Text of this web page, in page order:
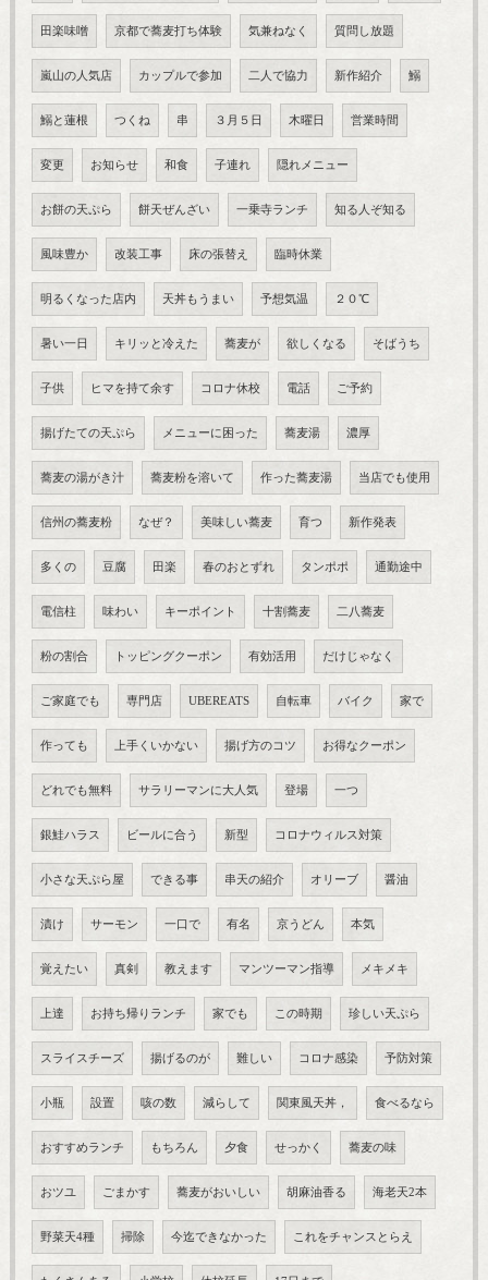
田楽味噌 京都で蕎麦打ち体験 気兼ねなく 質問し放題
嵐山の人気店 カップルで参加 二人で協力 新作紹介 鰯
鰯と蓮根 つくね 串 ３月５日 木曜日 営業時間
変更 お知らせ 和食 子連れ 隠れメニュー
お餅の天ぷら 餅天ぜんざい 一乗寺ランチ 知る人ぞ知る
風味豊か 改装工事 床の張替え 臨時休業
明るくなった店内 天丼もうまい 予想気温 ２０℃
暑い一日 キリッと冷えた 蕎麦が 欲しくなる そばうち
子供 ヒマを持て余す コロナ休校 電話 ご予約
揚げたての天ぷら メニューに困った 蕎麦湯 濃厚
蕎麦の湯がき汁 蕎麦粉を溶いて 作った蕎麦湯 当店でも使用
信州の蕎麦粉 なぜ？ 美味しい蕎麦 育つ 新作発表
多くの 豆腐 田楽 春のおとずれ タンポポ 通勤途中
電信柱 味わい キーポイント 十割蕎麦 二八蕎麦
粉の割合 トッピングクーポン 有効活用 だけじゃなく
ご家庭でも 専門店 UBEREATS 自転車 バイク 家で
作っても 上手くいかない 揚げ方のコツ お得なクーポン
どれでも無料 サラリーマンに大人気 登場 一つ
銀鮭ハラス ビールに合う 新型 コロナウィルス対策
小さな天ぷら屋 できる事 串天の紹介 オリーブ 醤油
漬け サーモン 一口で 有名 京うどん 本気
覚えたい 真剣 教えます マンツーマン指導 メキメキ
上達 お持ち帰りランチ 家でも この時期 珍しい天ぷら
スライスチーズ 揚げるのが 難しい コロナ感染 予防対策
小瓶 設置 咳の数 減らして 関東風天丼， 食べるなら
おすすめランチ もちろん 夕食 せっかく 蕎麦の味
おツユ ごまかす 蕎麦がおいしい 胡麻油香る 海老天2本
野菜天4種 掃除 今迄できなかった これをチャンスとらえ